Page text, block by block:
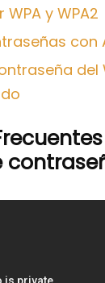
y WPA2
con
del